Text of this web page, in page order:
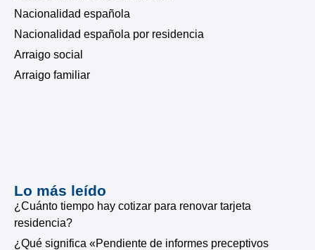
Nacionalidad española
Nacionalidad española por residencia
Arraigo social
Arraigo familiar
Lo más leído
¿Cuánto tiempo hay cotizar para renovar tarjeta
residencia?
¿Qué significa «Pendiente de informes preceptivos